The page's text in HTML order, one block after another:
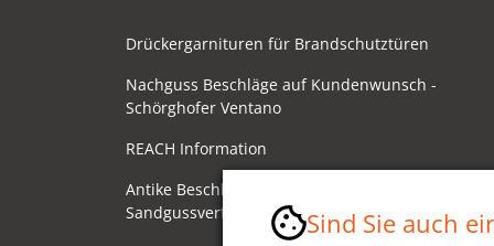
Drückergarnituren für Brandschutztüren
Nachguss Beschläge auf Kundenwunsch -
Schörghofer Ventano
REACH Information
Antike Beschläge - Herstellung im
Sandgussverfahren
Sind Sie auch